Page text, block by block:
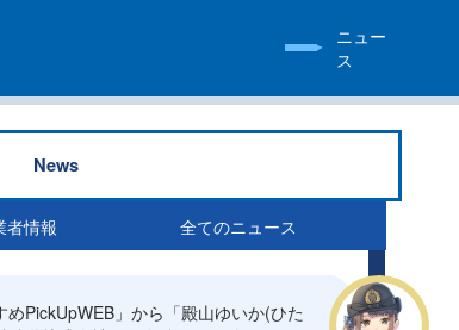
ニュー
ス
News
者情報 全てのニュース
めPickUpWEB」から「殿山ゆいか(ひた